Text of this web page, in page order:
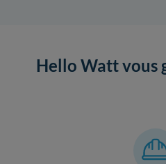
Hello Watt vous